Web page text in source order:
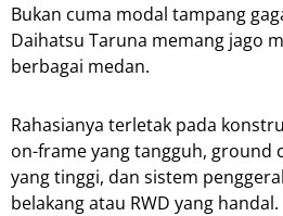
Bukan cuma modal tampang
Daihatsu Taruna memang jago
berbagai medan.
Rahasianya terletak pada
on-frame yang tangguh, ground
yang tinggi, dan sistem
belakang atau RWD yang handal.